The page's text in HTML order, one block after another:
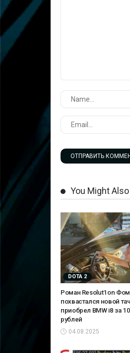
You Might
DOTA 2
Роман Resolut1on
похвастался новой
приобрел BMW i8 за
рублей
04.08.2025